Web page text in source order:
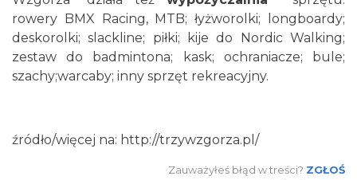
rowery BMX Racing, MTB; łyżworolki; longboardy;
deskorolki; slackline; piłki; kije do Nordic Walking;
zestaw do badmintona; kask; ochraniacze; bule;
szachy;warcaby; inny sprzęt rekreacyjny.
źródło/więcej na: http://trzywzgorza.pl/
Zauważyłeś błąd w treści? ZGŁOŚ